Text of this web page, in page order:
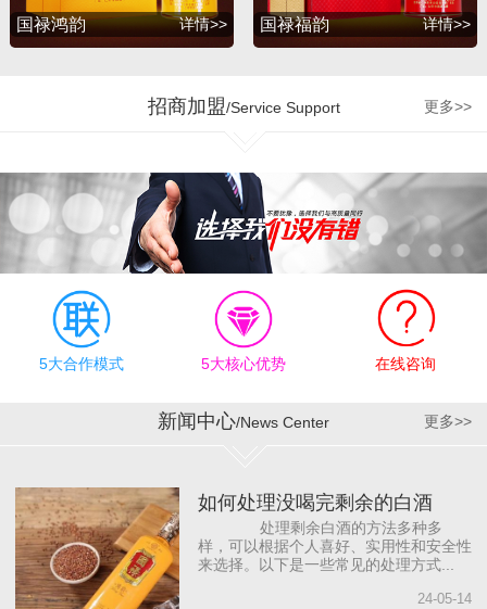
——国禄系列酒，与此同
时公司和茅台集团、五粮
州珍酒、金沙回沙酒业等
加了强劲的源动力。 企业
的制胜最终是要落实到人
才管理机制和市场运营的
有效执行上，公司奉行“德
才兼备、志同道合”的合作
理念，为员工明确职业规
划目标，提供有竞争力的
薪资待遇和发展机会，帮
内著名白酒营销咨询公司
合作，借助“外脑”提供智力
入前沿的营销理念，从而
打...
国禄鸿韵 详情>> 国禄福韵 详情>>
招商加盟/Service Support 更多>>
5大合作模式 5大核心优势 在线咨询
新闻中心/News Center 更多>>
如何处理没喝完剩余的白酒
处理剩余白酒的方法多种多
样，可以根据个人喜好、实用性和安全性
来选择。以下是一些常见的处理方式...
24-05-14